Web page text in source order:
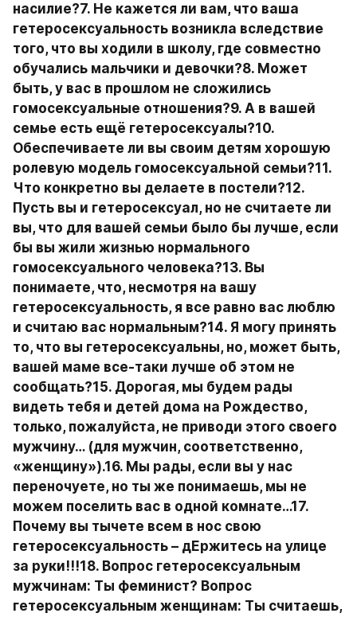
насилие?7. Не кажется ли вам, что ваша
гетеросексуальность возникла вследствие
того, что вы ходили в школу, где совместно
обучались мальчики и девочки?8. Может
быть, у вас в прошлом не сложились
гомосексуальные отношения?9. А в вашей
семье есть ещё гетеросексуалы?10.
Обеспечиваете ли вы своим детям хорошую
ролевую модель гомосексуальной семьи?11.
Что конкретно вы делаете в постели?12.
Пусть вы и гетеросексуал, но не считаете ли
вы, что для вашей семьи было бы лучше, если
бы вы жили жизнью нормального
гомосексуального человека?13. Вы
понимаете, что, несмотря на вашу
гетеросексуальность, я все равно вас люблю
и считаю вас нормальным?14. Я могу принять
то, что вы гетеросексуальны, но, может быть,
вашей маме все-таки лучше об этом не
сообщать?15. Дорогая, мы будем рады
видеть тебя и детей дома на Рождество,
только, пожалуйста, не приводи этого своего
мужчину… (для мужчин, соответственно,
«женщину»).16. Мы рады, если вы у нас
переночуете, но ты же понимаешь, мы не
можем поселить вас в одной комнате…17.
Почему вы тычете всем в нос свою
гетеросексуальность – дЕржитесь на улице
за руки!!!18. Вопрос гетеросексуальным
мужчинам: Ты феминист? Вопрос
гетеросексуальным женщинам: Ты считаешь,